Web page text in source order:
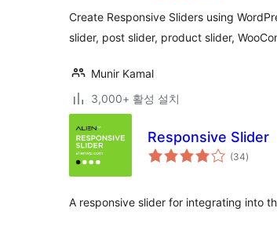
점
Create Responsive Sliders using
slider, post slider, product slider,
Munir Kamal
3,000+ 활성 설치
Responsive Slider
(34전
체)
A responsive slider for integrating into